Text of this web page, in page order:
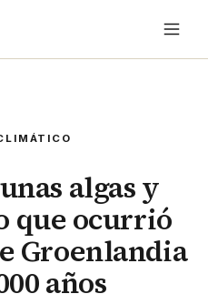
algas y
que ocurrió
Groenlandia
años